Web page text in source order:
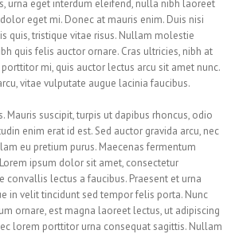
urna eget interdum eleifend, nulla nibh laoreet
eget mi. Donec at mauris enim. Duis nisi
quis, tristique vitae risus. Nullam molestie
quis felis auctor ornare. Cras ultricies, nibh at
mi, quis auctor lectus arcu sit amet nunc.
vitae vulputate augue lacinia faucibus.
Mauris suscipit, turpis ut dapibus rhoncus, odio
enim erat id est. Sed auctor gravida arcu, nec
eu pretium purus. Maecenas fermentum
ipsum dolor sit amet, consectetur
convallis lectus a faucibus. Praesent et urna
in velit tincidunt sed tempor felis porta. Nunc
ornare, est magna laoreet lectus, ut adipiscing
lorem porttitor urna consequat sagittis. Nullam